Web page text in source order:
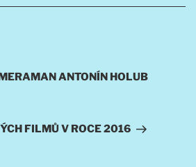
ANTONÍN HOLUB
FILMŮ V ROCE 2016